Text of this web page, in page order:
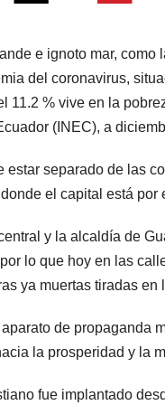
e ignoto mar,
del coronavirus,
11.2 % vive en la
(INEC), a
estar separado de las
el capital está por
y la alcaldía de
lo que hoy en las
ya muertas tiradas en
de propaganda
la prosperidad y la
fue implantado